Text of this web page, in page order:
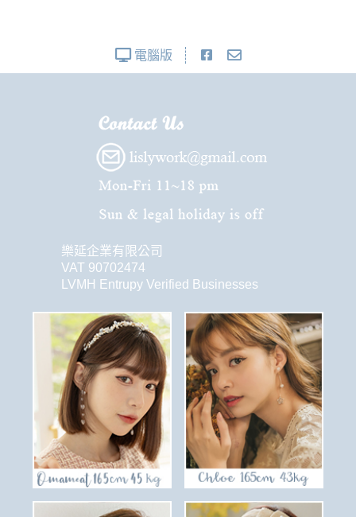
電腦版
樂延企業有限公司
VAT 90702474
LVMH Entrupy Verified Businesses